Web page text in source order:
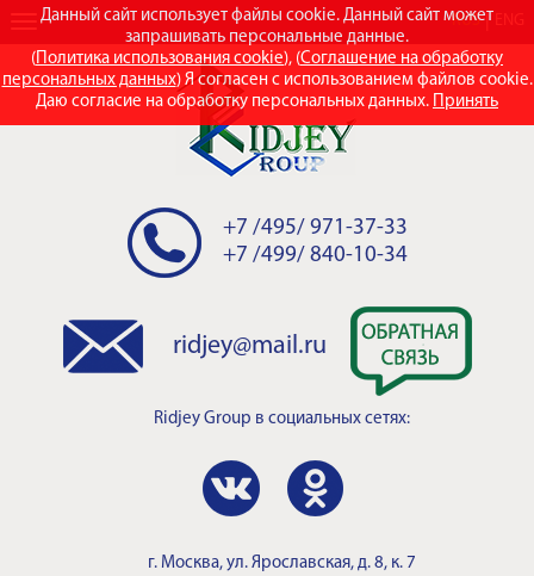
Данный сайт использует файлы cookie. Данный сайт может
запрашивать персональные данные.
(Политика использования cookie), (Соглашение на обработку
персональных данных) Я согласен с использованием файлов cookie.
Даю согласие на обработку персональных данных. Принять
RUS
+7 /495/ 971-37-33
+7 /499/ 840-10-34
ridjey@mail.ru
Ridjey Group в социальных сетях:
г. Москва, ул. Ярославская, д. 8, к. 7